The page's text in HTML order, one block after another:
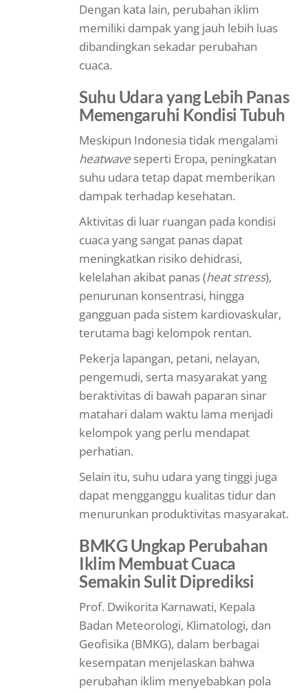
Dengan kata lain, perubahan iklim
memiliki dampak yang jauh lebih luas
dibandingkan sekadar perubahan
cuaca.
Suhu Udara yang Lebih Panas
Memengaruhi Kondisi Tubuh
Meskipun Indonesia tidak mengalami
heatwave seperti Eropa, peningkatan
suhu udara tetap dapat memberikan
dampak terhadap kesehatan.
Aktivitas di luar ruangan pada kondisi
cuaca yang sangat panas dapat
meningkatkan risiko dehidrasi,
kelelahan akibat panas (heat stress),
penurunan konsentrasi, hingga
gangguan pada sistem kardiovaskular,
terutama bagi kelompok rentan.
Pekerja lapangan, petani, nelayan,
pengemudi, serta masyarakat yang
beraktivitas di bawah paparan sinar
matahari dalam waktu lama menjadi
kelompok yang perlu mendapat
perhatian.
Selain itu, suhu udara yang tinggi juga
dapat mengganggu kualitas tidur dan
menurunkan produktivitas masyarakat.
BMKG Ungkap Perubahan
Iklim Membuat Cuaca
Semakin Sulit Diprediksi
Prof. Dwikorita Karnawati, Kepala
Badan Meteorologi, Klimatologi, dan
Geofisika (BMKG), dalam berbagai
kesempatan menjelaskan bahwa
perubahan iklim menyebabkan pola